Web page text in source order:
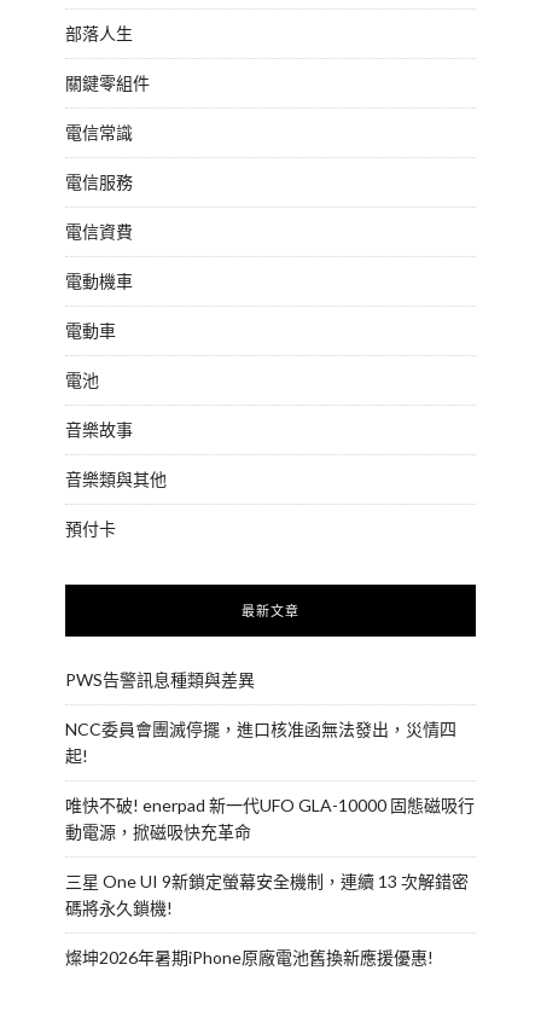
部落人生
關鍵零組件
電信常識
電信服務
電信資費
電動機車
電動車
電池
音樂故事
音樂類與其他
預付卡
最新文章
PWS告警訊息種類與差異
NCC委員會團滅停擺，進口核准函無法發出，災情四
起!
唯快不破! enerpad 新一代UFO GLA-10000 固態磁吸行
動電源，掀磁吸快充革命
三星 One UI 9新鎖定螢幕安全機制，連續 13 次解錯密
碼將永久鎖機!
燦坤2026年暑期iPhone原廠電池舊換新應援優惠!